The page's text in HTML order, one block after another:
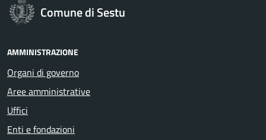
Comune di Sestu
AMMINISTRAZIONE
Organi di governo
Aree amministrative
Uffici
Enti e fondazioni